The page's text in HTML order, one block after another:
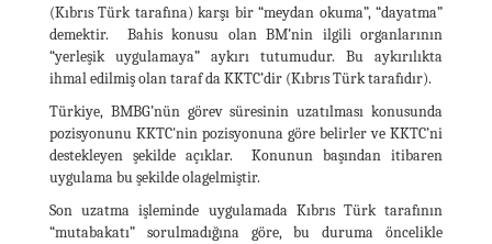
(Kıbrıs Türk tarafına) karşı bir “meydan okuma”, “dayatma”
demektir. Bahis konusu olan BM’nin ilgili organlarının
“yerleşik uygulamaya” aykırı tutumudur. Bu aykırılıkta
ihmal edilmiş olan taraf da KKTC’dir (Kıbrıs Türk tarafıdır).
Türkiye, BMBG’nün görev süresinin uzatılması konusunda
pozisyonunu KKTC'nin pozisyonuna göre belirler ve KKTC’ni
destekleyen şekilde açıklar. Konunun başından itibaren
uygulama bu şekilde olagelmiştir.
Son uzatma işleminde uygulamada Kıbrıs Türk tarafının
“mutabakatı” sorulmadığına göre, bu duruma öncelikle